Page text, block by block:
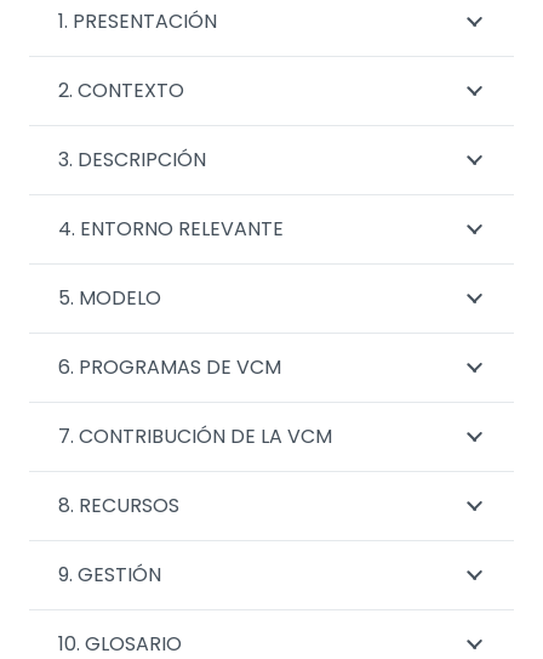
1. PRESENTACIÓN
2. CONTEXTO
3. DESCRIPCIÓN
4. ENTORNO RELEVANTE
5. MODELO
6. PROGRAMAS DE VCM
7. CONTRIBUCIÓN DE LA VCM
8. RECURSOS
9. GESTIÓN
10. GLOSARIO